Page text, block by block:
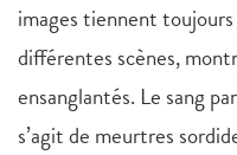
images tiennent
différentes scènes,
ensanglantés. Le sang
s’agit de meurtres